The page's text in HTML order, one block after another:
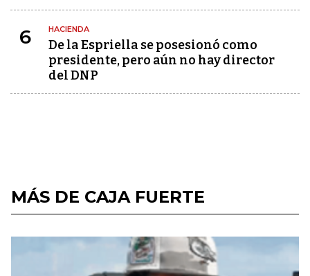
6 HACIENDA
De la Espriella se posesionó como
presidente, pero aún no hay director
del DNP
MÁS DE CAJA FUERTE